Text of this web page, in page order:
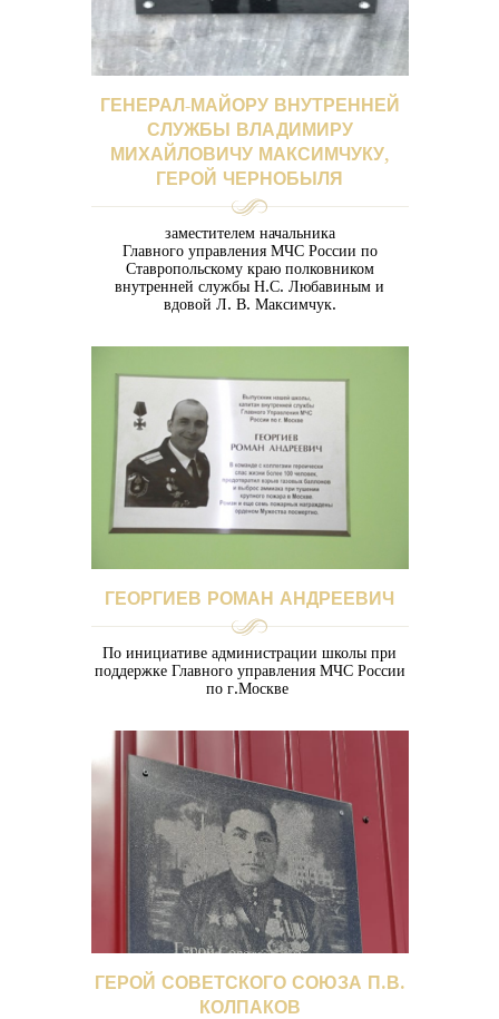
ГЕНЕРАЛ-МАЙОРУ ВНУТРЕННЕЙ
СЛУЖБЫ ВЛАДИМИРУ
МИХАЙЛОВИЧУ МАКСИМЧУКУ,
ГЕРОЙ ЧЕРНОБЫЛЯ
заместителем начальника
Главного управления МЧС России по
Ставропольскому краю полковником
внутренней службы Н.С. Любавиным и
вдовой Л. В. Максимчук.
ГЕОРГИЕВ РОМАН АНДРЕЕВИЧ
По инициативе администрации школы при
поддержке Главного управления МЧС России
по г.Москве
ГЕРОЙ СОВЕТСКОГО СОЮЗА П.В.
КОЛПАКОВ